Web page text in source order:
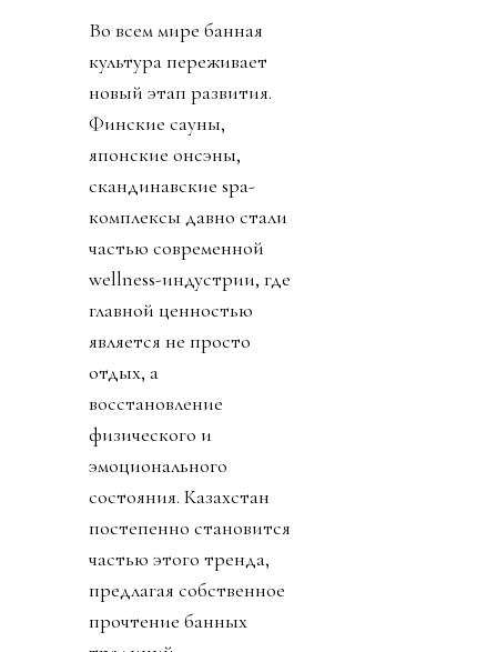
Во всем мире банная
культура переживает
новый этап развития.
Финские сауны,
японские онсэны,
скандинавские spa-
комплексы давно стали
частью современной
wellness-индустрии, где
главной ценностью
является не просто
отдых, а
восстановление
физического и
эмоционального
состояния. Казахстан
постепенно становится
частью этого тренда,
предлагая собственное
прочтение банных